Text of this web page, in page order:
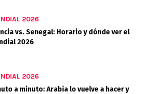
2026
vs. Senegal: Horario y dónde ver el
2026
2026
a minuto: Arabia lo vuelve a hacer y